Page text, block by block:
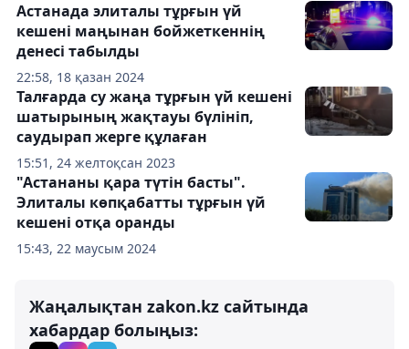
22:58, 18 қазан 2024
Астанада элиталы тұрғын үй
кешені маңынан бойжеткеннің
денесі табылды
15:51, 24 желтоқсан 2023
Талғарда су жаңа тұрғын үй кешені
шатырының жақтауы бүлініп,
саудырап жерге құлаған
15:43, 22 маусым 2024
"Астананы қара түтін басты".
Элиталы көпқабатты тұрғын үй
кешені отқа оранды
Жаңалықтан zakon.kz сайтында
хабардар болыңыз: